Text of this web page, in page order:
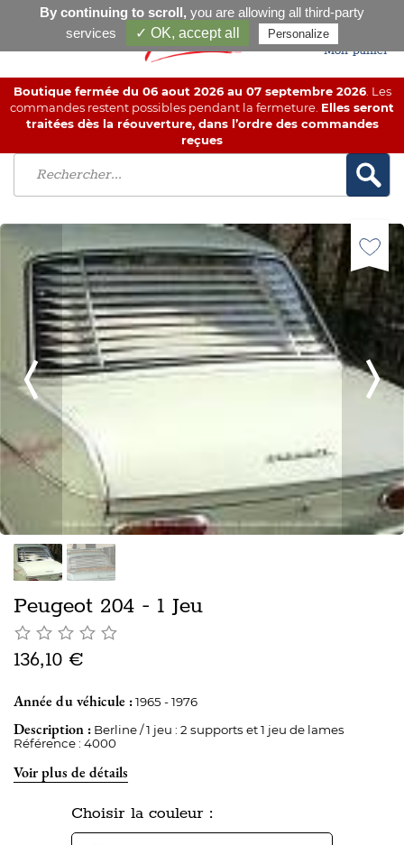
Mon panier
Boutique fermée du 06 aout 2026 au 07 septembre 2026. Les
commandes restent possibles pendant la fermeture. Elles seront
traitées dès la réouverture, dans l’ordre des commandes
reçues
Peugeot 204 - 1 Jeu
136,10 €
Année du véhicule :1965 - 1976
Description : Berline / 1 jeu : 2 supports et 1 jeu de lames
Référence : 4000
Voir plus de détails
Choisir la couleur :
By continuing to scroll, you are allowing all third-party
services
✓ OK, accept all Personalize